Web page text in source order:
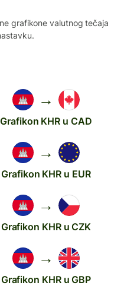
grafikone valutnog tečaja
→
Grafikon KHR u CAD
→
Grafikon KHR u EUR
→
Grafikon KHR u CZK
→
Grafikon KHR u GBP